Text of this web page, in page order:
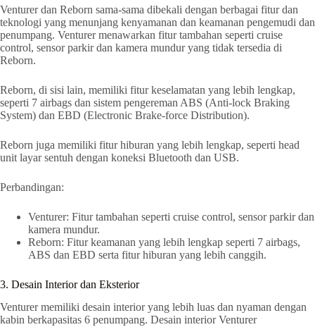
Venturer dan Reborn sama-sama dibekali dengan berbagai fitur dan
teknologi yang menunjang kenyamanan dan keamanan pengemudi dan
penumpang. Venturer menawarkan fitur tambahan seperti cruise
control, sensor parkir dan kamera mundur yang tidak tersedia di
Reborn.
Reborn, di sisi lain, memiliki fitur keselamatan yang lebih lengkap,
seperti 7 airbags dan sistem pengereman ABS (Anti-lock Braking
System) dan EBD (Electronic Brake-force Distribution).
Reborn juga memiliki fitur hiburan yang lebih lengkap, seperti head
unit layar sentuh dengan koneksi Bluetooth dan USB.
Perbandingan:
Venturer: Fitur tambahan seperti cruise control, sensor parkir dan
kamera mundur.
Reborn: Fitur keamanan yang lebih lengkap seperti 7 airbags,
ABS dan EBD serta fitur hiburan yang lebih canggih.
3. Desain Interior dan Eksterior
Venturer memiliki desain interior yang lebih luas dan nyaman dengan
kabin berkapasitas 6 penumpang. Desain interior Venturer